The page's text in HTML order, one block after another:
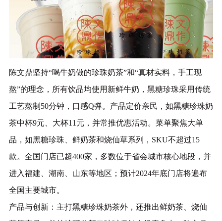
陈文鼎坚持“喝牛奶做的珍珠奶茶”和“真材实料，手工现
熬”的理念，所有饮品均使用新鲜牛奶，黑糖珍珠采用传统
工艺熬制50分钟，口感Q弹。产品定价亲民，如黑糖珍珠奶
茶中杯9元、大杯11元，并常推优惠活动。菜单聚焦大单
品，如黑糖珍珠、鲜奶茶和烧仙草系列，SKU不超过15
款。‌全国门店已超400家，多数位于省会城市核心地段，并
进入福建、湖南、山东等地区；预计2024年底门店将遍布
全国主要城市。‌
‌产品与创新‌：主打黑糖珍珠奶茶外，还推出鲜奶茶、烧仙